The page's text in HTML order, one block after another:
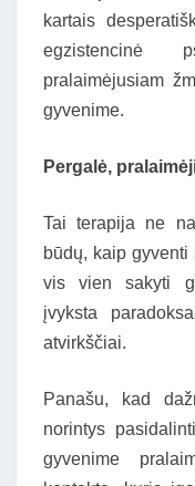
kartais
egzistencinė
pralaimėjusiam
gyvenime.
Pergalė,
Tai terapija ne
būdų, kaip
vis vien sakyti
įvyksta
atvirkščiai.
Panašu, kad
norintys
gyvenime